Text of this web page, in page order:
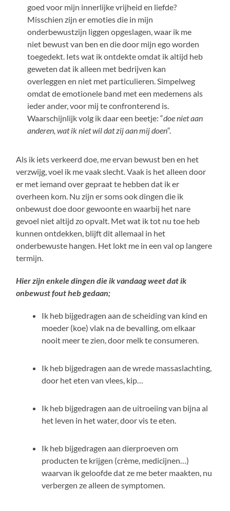
goed voor mijn innerlijke vrijheid en liefde?
Misschien zijn er emoties die in mijn
onderbewustzijn liggen opgeslagen, waar ik me
niet bewust van ben en die door mijn ego worden
toegedekt. Iets wat ik ontdekte omdat ik altijd heb
geweten dat ik alleen met bedrijven kan
overleggen en niet met particulieren. Simpelweg
omdat de emotionele band met een medemens als
ieder ander, voor mij te confronterend is.
Waarschijnlijk volg ik daar een beetje: “doe niet aan
anderen, wat ik niet wil dat zij aan mij doen“.
Als ik iets verkeerd doe, me ervan bewust ben en het
verzwijg, voel ik me vaak slecht. Vaak is het alleen door
er met iemand over gepraat te hebben dat ik er
overheen kom. Nu zijn er soms ook dingen die ik
onbewust doe door gewoonte en waarbij het nare
gevoel niet altijd zo opvalt. Met wat ik tot nu toe heb
kunnen ontdekken, blijft dit allemaal in het
onderbewuste hangen. Het lokt me in een val op langere
termijn.
Hier zijn enkele dingen die ik vandaag weet dat ik
onbewust fout heb gedaan;
Ik heb bijgedragen aan de scheiding van kind en
moeder (koe) vlak na de bevalling, om elkaar
nooit meer te zien, door melk te consumeren.
Ik heb bijgedragen aan de wrede massaslachting,
door het eten van vlees, kip…
Ik heb bijgedragen aan de uitroeiing van bijna al
het leven in het water, door vis te eten.
Ik heb bijgedragen aan dierproeven om
producten te krijgen (crème, medicijnen…)
waarvan ik geloofde dat ze me beter maakten, nu
verbergen ze alleen de symptomen.